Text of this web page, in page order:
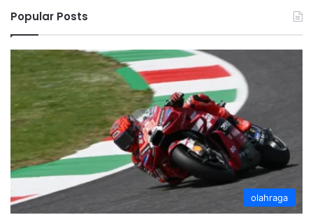
Popular Posts
olahraga